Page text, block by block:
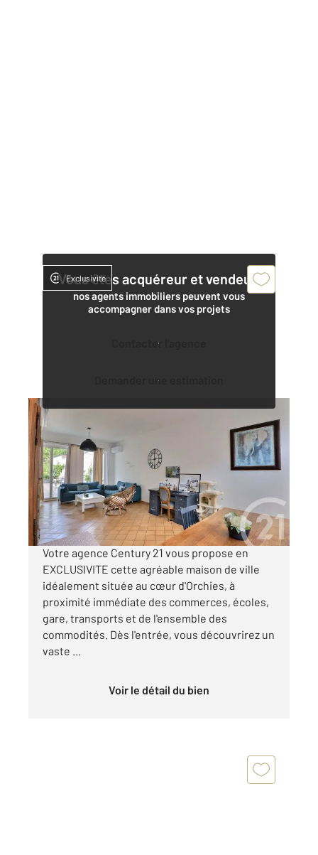
Vous êtes acquéreur et vendeur,
nos agents immobiliers peuvent vous
accompagner dans vos projets
Contacter l'agence
Demander une estimation
Exclusivité
ORCHIES 59
126 m
, 4 pièces
Ref : 915
Maison à vendre
294 500 €
Visiter le site dédié
Votre agence Century 21 vous propose en
EXCLUSIVITE cette agréable maison de ville
idéalement située au cœur d'Orchies, à
proximité immédiate des commerces, écoles,
gare, transports et de l'ensemble des
commodités. Dès l'entrée, vous découvrirez un
vaste ...
Voir le détail du bien